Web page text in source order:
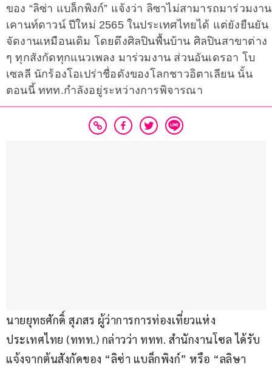
ของ “ลิซ่า แบล็กพิงก์” แจ้งว่า ลิซาไม่สามารถมาร่วมงาน
เคานท์ดาวน์ ปีใหม่ 2565 ในประเทศไทยได้ แต่ยังยืนยัน
จัดงานเหมือนเดิม โดยดึงศิลปินพื้นบ้าน ศิลปินสาขาต่าง
ๆ ทุกสังกัดทุกแนวเพลง มาร่วมงาน ส่วนอันเดรอา โบ
เซลลี นักร้องโอเปร่าชื่อดังของโลกชาวอิตาเลียน นั้น
ตอนนี้ ททท.กำลังอยู่ระหว่างการพิจารณา
นายยุทธศักดิ์ สุภสร ผู้ว่าการการท่องเที่ยวแห่ง
ประเทศไทย (ททท.) กล่าวว่า ททท. สำนักงานโซล ได้รับ
แจ้งจากต้นสังกัดของ “ลิซ่า แบล็กพิงก์” หรือ “ลลิษา